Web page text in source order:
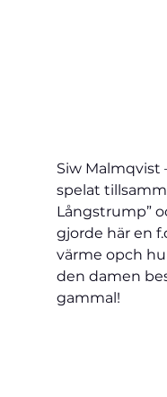
Siw Malmqvist
spelat
Långstrump”
gjorde här en
värme opch
den damen
gammal!